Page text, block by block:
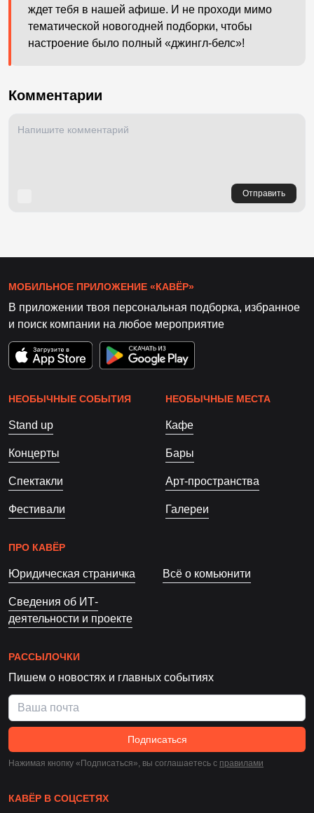
ждет тебя в нашей афише. И не проходи мимо
тематической новогодней подборки, чтобы
настроение было полный «джингл-белс»!
Комментарии
Отправить
МОБИЛЬНОЕ ПРИЛОЖЕНИЕ «КАВЁР»
В приложении твоя персональная подборка, избранное
и поиск компании на любое мероприятие
НЕОБЫЧНЫЕ СОБЫТИЯ
Stand up
Концерты
Спектакли
Фестивали
НЕОБЫЧНЫЕ МЕСТА
Кафе
Бары
Арт-пространства
Галереи
ПРО КАВЁР
Юридическая страничка Всё о комьюнити
Сведения об ИТ-
деятельности и проекте
РАССЫЛОЧКИ
Пишем о новостях и главных событиях
Подписаться
Нажимая кнопку «Подписаться», вы соглашаетесь c правилами
КАВЁР В СОЦСЕТЯХ